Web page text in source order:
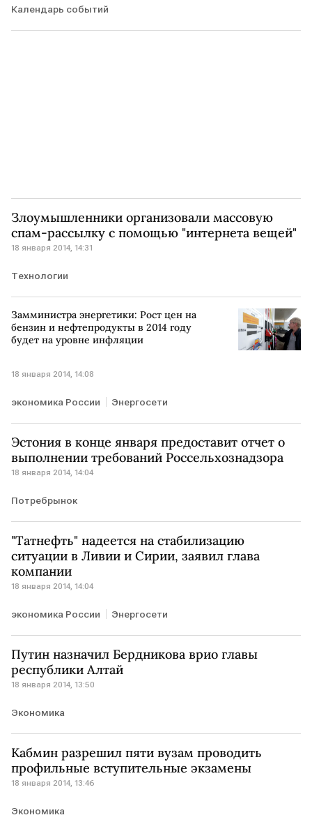
Календарь событий
Злоумышленники организовали массовую
спам-рассылку с помощью "интернета вещей"
18 января 2014, 14:31
Технологии
Замминистра энергетики: Рост цен на
бензин и нефтепродукты в 2014 году
будет на уровне инфляции
18 января 2014, 14:08
экономика России Энергосети
Эстония в конце января предоставит отчет о
выполнении требований Россельхознадзора
18 января 2014, 14:04
Потребрынок
"Татнефть" надеется на стабилизацию
ситуации в Ливии и Сирии, заявил глава
компании
18 января 2014, 14:04
экономика России Энергосети
Путин назначил Бердникова врио главы
республики Алтай
18 января 2014, 13:50
Экономика
Кабмин разрешил пяти вузам проводить
профильные вступительные экзамены
18 января 2014, 13:46
Экономика